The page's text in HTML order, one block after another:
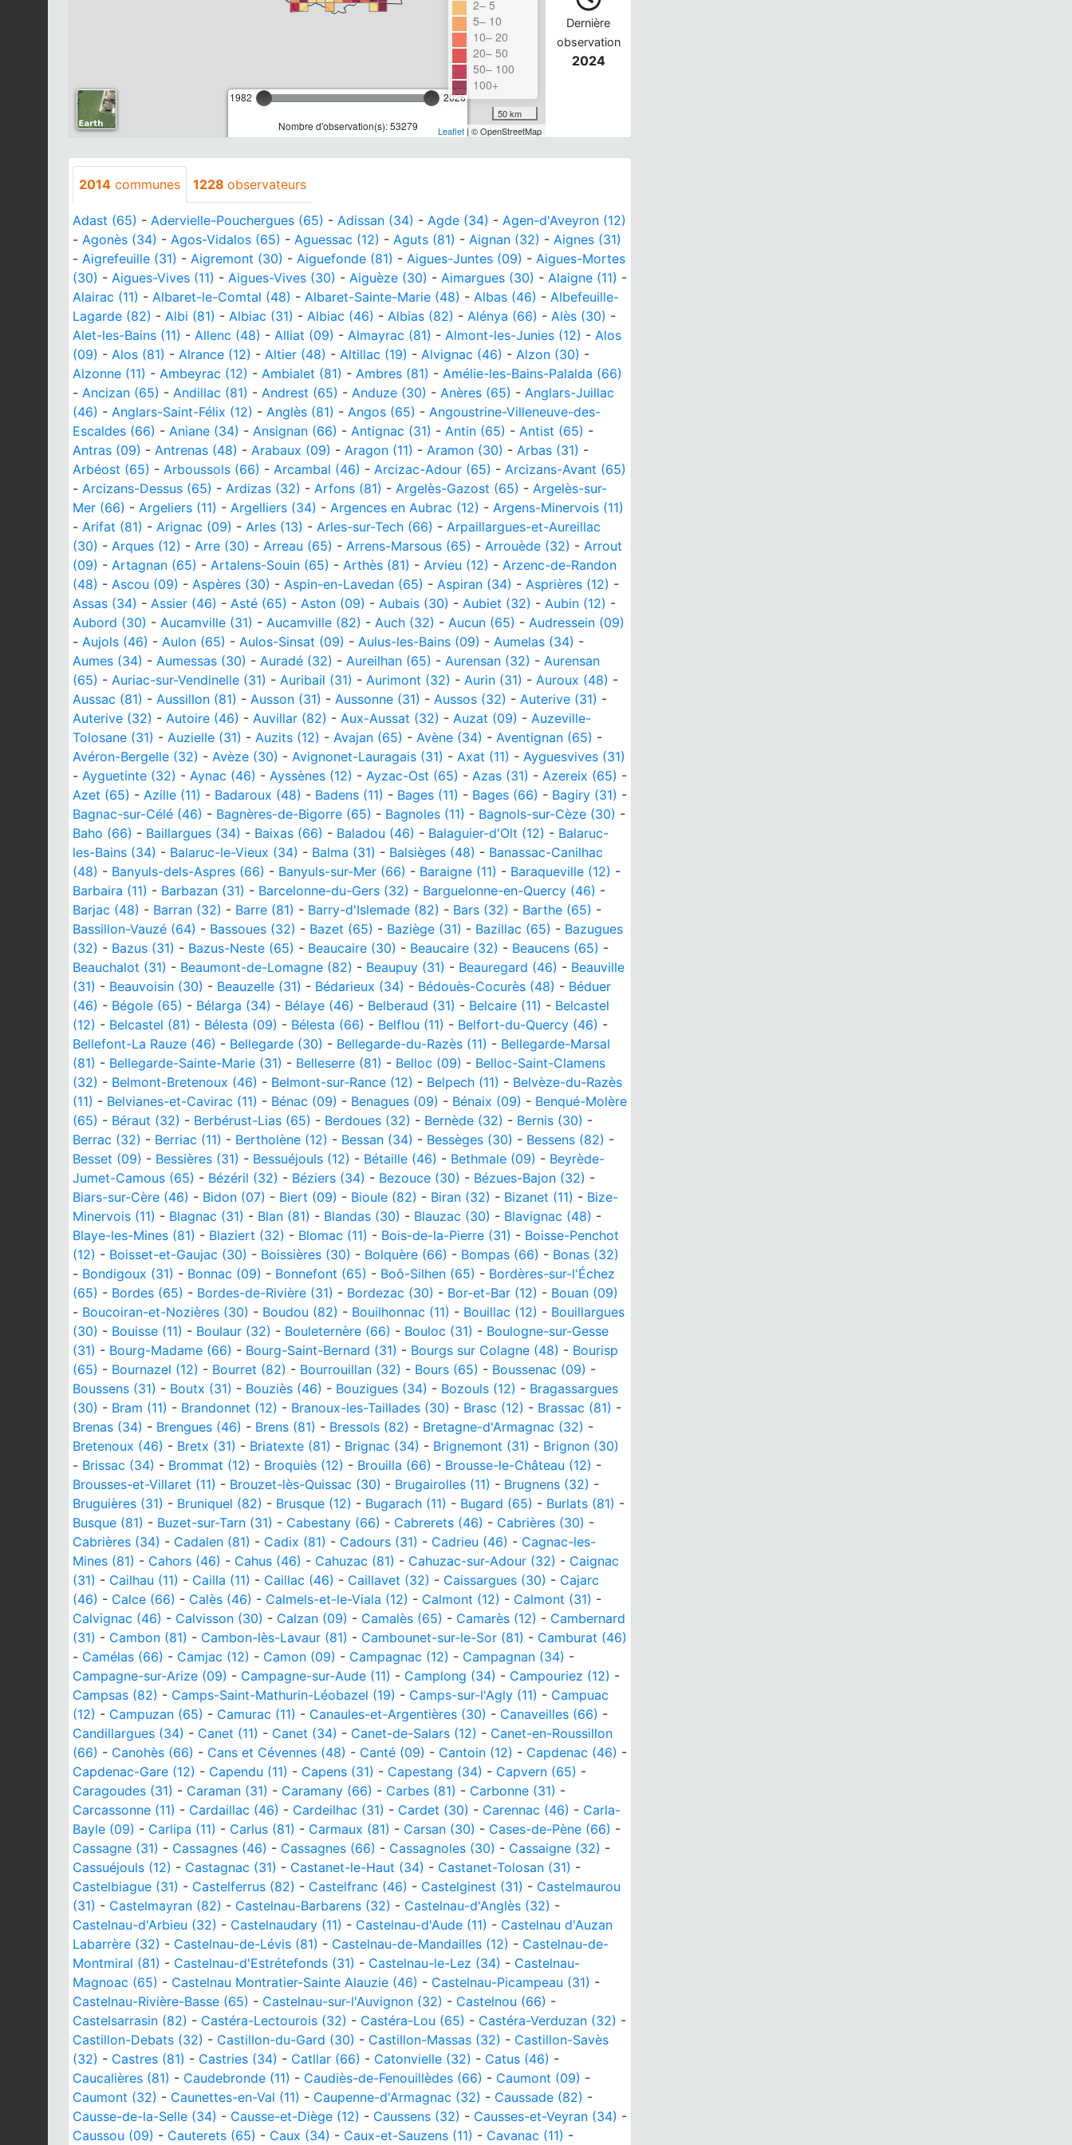
1982 2026
Nombre d'observation(s): 53279
2– 5
5– 10
10– 20
20– 50
50– 100
100+
50 km
Leaflet| © OpenStreetMap
Dernière
observation
2024
2014 communes 1228 observateurs
Adast (65) - Adervielle-Pouchergues (65) - Adissan (34) - Agde (34) - Agen-d'Aveyron (12)
- Agonès (34) - Agos-Vidalos (65) - Aguessac (12) - Aguts (81) - Aignan (32) - Aignes (31)
- Aigrefeuille (31) - Aigremont (30) - Aiguefonde (81) - Aigues-Juntes (09) - Aigues-Mortes
(30) - Aigues-Vives (11) - Aigues-Vives (30) - Aiguèze (30) - Aimargues (30) - Alaigne (11) -
Alairac (11) - Albaret-le-Comtal (48) - Albaret-Sainte-Marie (48) - Albas (46) - Albefeuille-
Lagarde (82) - Albi (81) - Albiac (31) - Albiac (46) - Albias (82) - Alénya (66) - Alès (30) -
Alet-les-Bains (11) - Allenc (48) - Alliat (09) - Almayrac (81) - Almont-les-Junies (12) - Alos
(09) - Alos (81) - Alrance (12) - Altier (48) - Altillac (19) - Alvignac (46) - Alzon (30) -
Alzonne (11) - Ambeyrac (12) - Ambialet (81) - Ambres (81) - Amélie-les-Bains-Palalda (66)
- Ancizan (65) - Andillac (81) - Andrest (65) - Anduze (30) - Anères (65) - Anglars-Juillac
(46) - Anglars-Saint-Félix (12) - Anglès (81) - Angos (65) - Angoustrine-Villeneuve-des-
Escaldes (66) - Aniane (34) - Ansignan (66) - Antignac (31) - Antin (65) - Antist (65) -
Antras (09) - Antrenas (48) - Arabaux (09) - Aragon (11) - Aramon (30) - Arbas (31) -
Arbéost (65) - Arboussols (66) - Arcambal (46) - Arcizac-Adour (65) - Arcizans-Avant (65)
- Arcizans-Dessus (65) - Ardizas (32) - Arfons (81) - Argelès-Gazost (65) - Argelès-sur-
Mer (66) - Argeliers (11) - Argelliers (34) - Argences en Aubrac (12) - Argens-Minervois (11)
- Arifat (81) - Arignac (09) - Arles (13) - Arles-sur-Tech (66) - Arpaillargues-et-Aureillac
(30) - Arques (12) - Arre (30) - Arreau (65) - Arrens-Marsous (65) - Arrouède (32) - Arrout
(09) - Artagnan (65) - Artalens-Souin (65) - Arthès (81) - Arvieu (12) - Arzenc-de-Randon
(48) - Ascou (09) - Aspères (30) - Aspin-en-Lavedan (65) - Aspiran (34) - Asprières (12) -
Assas (34) - Assier (46) - Asté (65) - Aston (09) - Aubais (30) - Aubiet (32) - Aubin (12) -
Aubord (30) - Aucamville (31) - Aucamville (82) - Auch (32) - Aucun (65) - Audressein (09)
- Aujols (46) - Aulon (65) - Aulos-Sinsat (09) - Aulus-les-Bains (09) - Aumelas (34) -
Aumes (34) - Aumessas (30) - Auradé (32) - Aureilhan (65) - Aurensan (32) - Aurensan
(65) - Auriac-sur-Vendinelle (31) - Auribail (31) - Aurimont (32) - Aurin (31) - Auroux (48) -
Aussac (81) - Aussillon (81) - Ausson (31) - Aussonne (31) - Aussos (32) - Auterive (31) -
Auterive (32) - Autoire (46) - Auvillar (82) - Aux-Aussat (32) - Auzat (09) - Auzeville-
Tolosane (31) - Auzielle (31) - Auzits (12) - Avajan (65) - Avène (34) - Aventignan (65) -
Avéron-Bergelle (32) - Avèze (30) - Avignonet-Lauragais (31) - Axat (11) - Ayguesvives (31)
- Ayguetinte (32) - Aynac (46) - Ayssènes (12) - Ayzac-Ost (65) - Azas (31) - Azereix (65) -
Azet (65) - Azille (11) - Badaroux (48) - Badens (11) - Bages (11) - Bages (66) - Bagiry (31) -
Bagnac-sur-Célé (46) - Bagnères-de-Bigorre (65) - Bagnoles (11) - Bagnols-sur-Cèze (30) -
Baho (66) - Baillargues (34) - Baixas (66) - Baladou (46) - Balaguier-d'Olt (12) - Balaruc-
les-Bains (34) - Balaruc-le-Vieux (34) - Balma (31) - Balsièges (48) - Banassac-Canilhac
(48) - Banyuls-dels-Aspres (66) - Banyuls-sur-Mer (66) - Baraigne (11) - Baraqueville (12) -
Barbaira (11) - Barbazan (31) - Barcelonne-du-Gers (32) - Barguelonne-en-Quercy (46) -
Barjac (48) - Barran (32) - Barre (81) - Barry-d'Islemade (82) - Bars (32) - Barthe (65) -
Bassillon-Vauzé (64) - Bassoues (32) - Bazet (65) - Baziège (31) - Bazillac (65) - Bazugues
(32) - Bazus (31) - Bazus-Neste (65) - Beaucaire (30) - Beaucaire (32) - Beaucens (65) -
Beauchalot (31) - Beaumont-de-Lomagne (82) - Beaupuy (31) - Beauregard (46) - Beauville
(31) - Beauvoisin (30) - Beauzelle (31) - Bédarieux (34) - Bédouès-Cocurès (48) - Béduer
(46) - Bégole (65) - Bélarga (34) - Bélaye (46) - Belberaud (31) - Belcaire (11) - Belcastel
(12) - Belcastel (81) - Bélesta (09) - Bélesta (66) - Belflou (11) - Belfort-du-Quercy (46) -
Bellefont-La Rauze (46) - Bellegarde (30) - Bellegarde-du-Razès (11) - Bellegarde-Marsal
(81) - Bellegarde-Sainte-Marie (31) - Belleserre (81) - Belloc (09) - Belloc-Saint-Clamens
(32) - Belmont-Bretenoux (46) - Belmont-sur-Rance (12) - Belpech (11) - Belvèze-du-Razès
(11) - Belvianes-et-Cavirac (11) - Bénac (09) - Benagues (09) - Bénaix (09) - Benqué-Molère
(65) - Béraut (32) - Berbérust-Lias (65) - Berdoues (32) - Bernède (32) - Bernis (30) -
Berrac (32) - Berriac (11) - Bertholène (12) - Bessan (34) - Bessèges (30) - Bessens (82) -
Besset (09) - Bessières (31) - Bessuéjouls (12) - Bétaille (46) - Bethmale (09) - Beyrède-
Jumet-Camous (65) - Bézéril (32) - Béziers (34) - Bezouce (30) - Bézues-Bajon (32) -
Biars-sur-Cère (46) - Bidon (07) - Biert (09) - Bioule (82) - Biran (32) - Bizanet (11) - Bize-
Minervois (11) - Blagnac (31) - Blan (81) - Blandas (30) - Blauzac (30) - Blavignac (48) -
Blaye-les-Mines (81) - Blaziert (32) - Blomac (11) - Bois-de-la-Pierre (31) - Boisse-Penchot
(12) - Boisset-et-Gaujac (30) - Boissières (30) - Bolquère (66) - Bompas (66) - Bonas (32)
- Bondigoux (31) - Bonnac (09) - Bonnefont (65) - Boô-Silhen (65) - Bordères-sur-l'Échez
(65) - Bordes (65) - Bordes-de-Rivière (31) - Bordezac (30) - Bor-et-Bar (12) - Bouan (09)
- Boucoiran-et-Nozières (30) - Boudou (82) - Bouilhonnac (11) - Bouillac (12) - Bouillargues
(30) - Bouisse (11) - Boulaur (32) - Bouleternère (66) - Bouloc (31) - Boulogne-sur-Gesse
(31) - Bourg-Madame (66) - Bourg-Saint-Bernard (31) - Bourgs sur Colagne (48) - Bourisp
(65) - Bournazel (12) - Bourret (82) - Bourrouillan (32) - Bours (65) - Boussenac (09) -
Boussens (31) - Boutx (31) - Bouziès (46) - Bouzigues (34) - Bozouls (12) - Bragassargues
(30) - Bram (11) - Brandonnet (12) - Branoux-les-Taillades (30) - Brasc (12) - Brassac (81) -
Brenas (34) - Brengues (46) - Brens (81) - Bressols (82) - Bretagne-d'Armagnac (32) -
Bretenoux (46) - Bretx (31) - Briatexte (81) - Brignac (34) - Brignemont (31) - Brignon (30)
- Brissac (34) - Brommat (12) - Broquiès (12) - Brouilla (66) - Brousse-le-Château (12) -
Brousses-et-Villaret (11) - Brouzet-lès-Quissac (30) - Brugairolles (11) - Brugnens (32) -
Bruguières (31) - Bruniquel (82) - Brusque (12) - Bugarach (11) - Bugard (65) - Burlats (81) -
Busque (81) - Buzet-sur-Tarn (31) - Cabestany (66) - Cabrerets (46) - Cabrières (30) -
Cabrières (34) - Cadalen (81) - Cadix (81) - Cadours (31) - Cadrieu (46) - Cagnac-les-
Mines (81) - Cahors (46) - Cahus (46) - Cahuzac (81) - Cahuzac-sur-Adour (32) - Caignac
(31) - Cailhau (11) - Cailla (11) - Caillac (46) - Caillavet (32) - Caissargues (30) - Cajarc
(46) - Calce (66) - Calès (46) - Calmels-et-le-Viala (12) - Calmont (12) - Calmont (31) -
Calvignac (46) - Calvisson (30) - Calzan (09) - Camalès (65) - Camarès (12) - Cambernard
(31) - Cambon (81) - Cambon-lès-Lavaur (81) - Cambounet-sur-le-Sor (81) - Camburat (46)
- Camélas (66) - Camjac (12) - Camon (09) - Campagnac (12) - Campagnan (34) -
Campagne-sur-Arize (09) - Campagne-sur-Aude (11) - Camplong (34) - Campouriez (12) -
Campsas (82) - Camps-Saint-Mathurin-Léobazel (19) - Camps-sur-l'Agly (11) - Campuac
(12) - Campuzan (65) - Camurac (11) - Canaules-et-Argentières (30) - Canaveilles (66) -
Candillargues (34) - Canet (11) - Canet (34) - Canet-de-Salars (12) - Canet-en-Roussillon
(66) - Canohès (66) - Cans et Cévennes (48) - Canté (09) - Cantoin (12) - Capdenac (46) -
Capdenac-Gare (12) - Capendu (11) - Capens (31) - Capestang (34) - Capvern (65) -
Caragoudes (31) - Caraman (31) - Caramany (66) - Carbes (81) - Carbonne (31) -
Carcassonne (11) - Cardaillac (46) - Cardeilhac (31) - Cardet (30) - Carennac (46) - Carla-
Bayle (09) - Carlipa (11) - Carlus (81) - Carmaux (81) - Carsan (30) - Cases-de-Pène (66) -
Cassagne (31) - Cassagnes (46) - Cassagnes (66) - Cassagnoles (30) - Cassaigne (32) -
Cassuéjouls (12) - Castagnac (31) - Castanet-le-Haut (34) - Castanet-Tolosan (31) -
Castelbiague (31) - Castelferrus (82) - Castelfranc (46) - Castelginest (31) - Castelmaurou
(31) - Castelmayran (82) - Castelnau-Barbarens (32) - Castelnau-d'Anglès (32) -
Castelnau-d'Arbieu (32) - Castelnaudary (11) - Castelnau-d'Aude (11) - Castelnau d'Auzan
Labarrère (32) - Castelnau-de-Lévis (81) - Castelnau-de-Mandailles (12) - Castelnau-de-
Montmiral (81) - Castelnau-d'Estrétefonds (31) - Castelnau-le-Lez (34) - Castelnau-
Magnoac (65) - Castelnau Montratier-Sainte Alauzie (46) - Castelnau-Picampeau (31) -
Castelnau-Rivière-Basse (65) - Castelnau-sur-l'Auvignon (32) - Castelnou (66) -
Castelsarrasin (82) - Castéra-Lectourois (32) - Castéra-Lou (65) - Castéra-Verduzan (32) -
Castillon-Debats (32) - Castillon-du-Gard (30) - Castillon-Massas (32) - Castillon-Savès
(32) - Castres (81) - Castries (34) - Catllar (66) - Catonvielle (32) - Catus (46) -
Caucalières (81) - Caudebronde (11) - Caudiès-de-Fenouillèdes (66) - Caumont (09) -
Caumont (32) - Caunettes-en-Val (11) - Caupenne-d'Armagnac (32) - Caussade (82) -
Causse-de-la-Selle (34) - Causse-et-Diège (12) - Caussens (32) - Causses-et-Veyran (34) -
Caussou (09) - Cauterets (65) - Caux (34) - Caux-et-Sauzens (11) - Cavanac (11) -